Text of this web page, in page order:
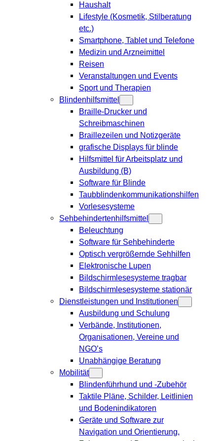
Haushalt
Lifestyle (Kosmetik, Stilberatung
etc.)
Smartphone, Tablet und Telefone
Medizin und Arzneimittel
Reisen
Veranstaltungen und Events
Sport und Therapien
Blindenhilfsmittel
Braille-Drucker und
Schreibmaschinen
Braillezeilen und Notizgeräte
grafische Displays für blinde
Hilfsmittel für Arbeitsplatz und
Ausbildung (B)
Software für Blinde
Taubblindenkommunikationshilfen
Vorlesesysteme
Sehbehindertenhilfsmittel
Beleuchtung
Software für Sehbehinderte
Optisch vergrößernde Sehhilfen
Elektronische Lupen
Bildschirmlesesysteme tragbar
Bildschirmlesesysteme stationär
Dienstleistungen und Institutionen
Ausbildung und Schulung
Verbände, Institutionen,
Organisationen, Vereine und
NGO’s
Unabhängige Beratung
Mobilität
Blindenführhund und -Zubehör
Taktile Pläne, Schilder, Leitlinien
und Bodenindikatoren
Geräte und Software zur
Navigation und Orientierung,